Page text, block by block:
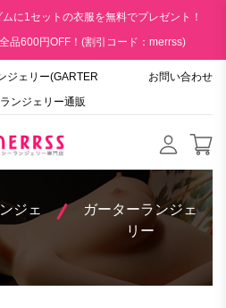
に1セットの衣服を無料でプレゼント！
品600円OFF！(割引コード：merrss)
ジェリー(GARTER
ンジェリー通販
お問い合わせ
ジェ
ガーターランジェ
リー